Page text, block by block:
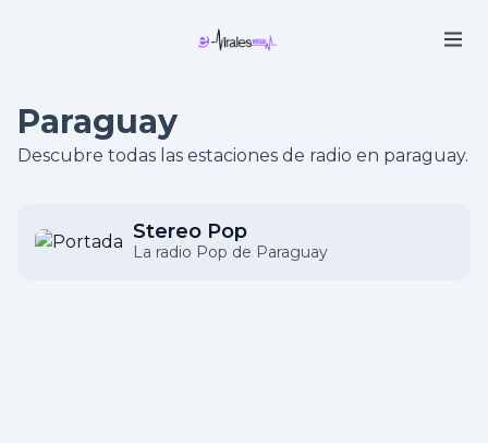
Paraguay
Descubre todas las estaciones de radio en paraguay.
Stereo Pop
La radio Pop de Paraguay